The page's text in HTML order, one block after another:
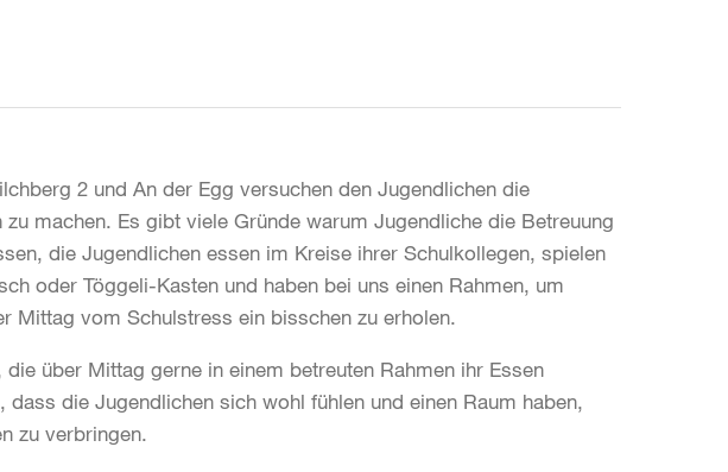
2 und An der Egg versuchen den Jugendlichen die
machen. Es gibt viele Gründe warum Jugendliche die Betreuung
die Jugendlichen essen im Kreise ihrer Schulkollegen, spielen
oder Töggeli-Kasten und haben bei uns einen Rahmen, um
Mittag vom Schulstress ein bisschen zu erholen.
über Mittag gerne in einem betreuten Rahmen ihr Essen
die Jugendlichen sich wohl fühlen und einen Raum haben,
zu verbringen.